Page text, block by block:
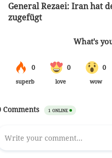
General Rezaei: Iran hat
zugefügt